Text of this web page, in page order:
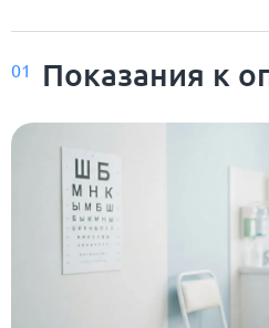
01 Показания к